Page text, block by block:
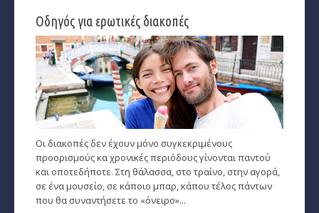
Οδηγός για ερωτικές διακοπές
Οι διακοπές δεν έχουν μόνο συγκεκριμένους
προορισμούς κα χρονικές περιόδους γίνονται παντού
και οποτεδήποτε. Στη θάλασσα, στο τραίνο, στην αγορά,
σε ένα μουσείο, σε κάποιο μπαρ, κάπου τέλος πάντων
που θα συναντήσετε το «όνειρο»...